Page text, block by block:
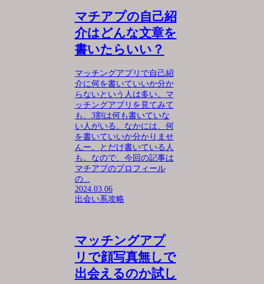
マチアプの自己紹
介はどんな文章を
書いたらいい？
マッチングアプリで自己紹
介に何を書いていいか分か
らないという人は多い。マ
ッチングアプリを見てみて
も、3割は何も書いていな
い人がいる。なかには、何
を書いていいか分かりませ
んー。とだけ書いている人
も。なので、今回の記事は
マチアプのプロフィール
の...
2024.03.06
出会い系攻略
マッチングアプ
リで顔写真無しで
出会えるのか試し